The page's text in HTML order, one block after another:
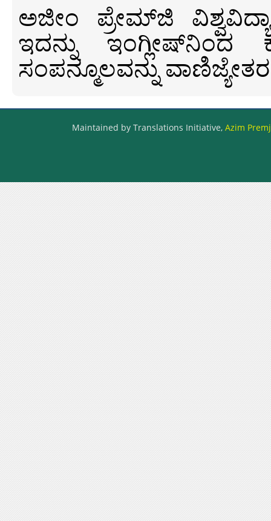
ಅಜೀಂ ಪ್ರೇಮ್‍ಜಿ
ಇದನ್ನು ಇಂಗ್ಲೀಷ್‍ನಿಂದ
ಸಂಪನ್ಮೂಲವನ್ನು
Maintained by Translations Initiative, Azim